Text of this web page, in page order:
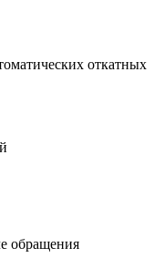
откатных
обращения